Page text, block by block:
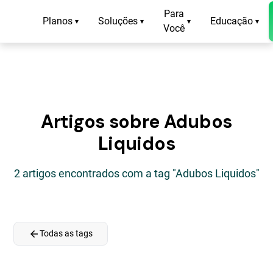
Planos ▾ Soluções ▾
Para
Você
▾ Educação ▾
Artigos sobre Adubos
Liquidos
2 artigos encontrados com a tag "Adubos Liquidos"
arrow_backTodas as tags